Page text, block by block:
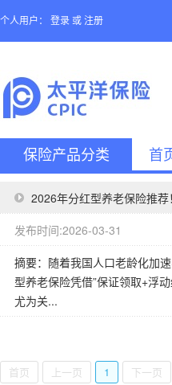
个人用户： 登录 或 注册
保险产品分类 首
2026年分红型养老保险推
发布时间:2026-03-31
摘要：随着我国人口老龄化加
型养老保险凭借”保证领取+浮
尤为关...
首页 上一页 1 下一页